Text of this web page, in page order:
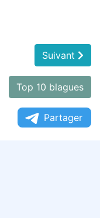
Suivant
Top 10 blagues
Partager